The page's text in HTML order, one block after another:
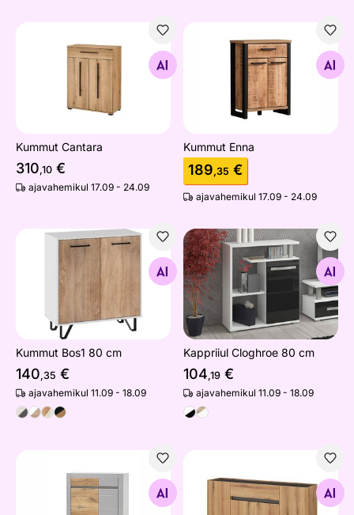
Kummut Cantara
Otsi sarnaseid
Kummut Cantara
310,10 €
ajavahemikul 17.09 - 24.09
Kummut Enna
Otsi sarnaseid
Kummut Enna
189,35 €
ajavahemikul 17.09 - 24.09
Kummut Bos1 80 cm
Kummut Bos1 80 cm
140,35 €
ajavahemikul 11.09 - 18.09
Kappriiul Cloghroe 80 cm
Otsi sarnaseid
Kappriiul Cloghroe 80 cm
104,19 €
ajavahemikul 11.09 - 18.09
Kummut Casablanca
Otsi sarnaseid
Kummut City 170 cm
Otsi sarnaseid